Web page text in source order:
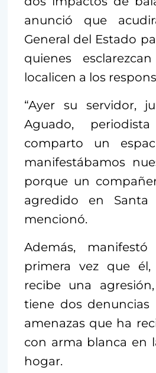
anunció que
General del Estado
quienes
localicen a los
“Ayer su servidor,
Aguado,
comparto un
manifestábamos
porque un
agredido en Santa
mencionó.
Además,
primera vez que
recibe una
tiene dos denuncias
amenazas que ha
con arma blanca en
hogar.